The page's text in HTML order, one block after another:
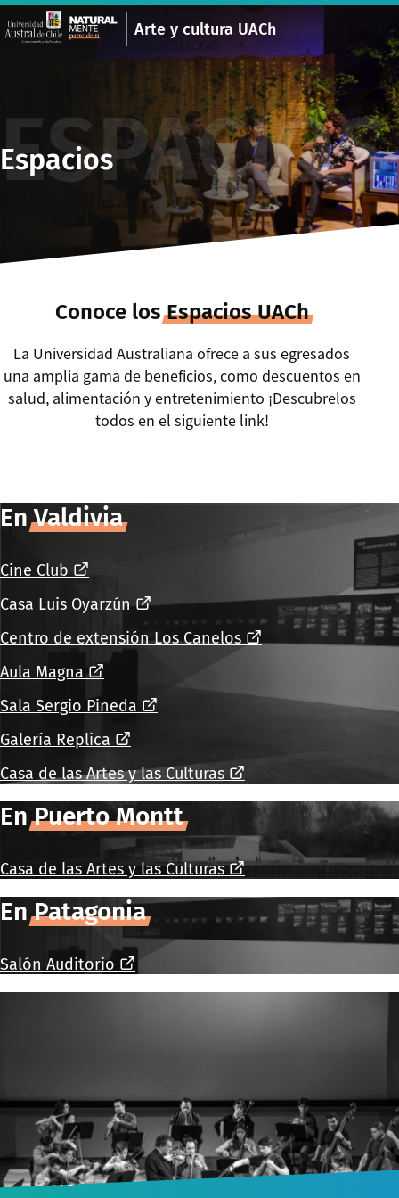
Arte y cultura UACh
Espacios
ESPACIOS
Conoce losEspacios UACh
La Universidad Australiana ofrece a sus egresados
una amplia gama de beneficios, como descuentos en
salud, alimentación y entretenimiento ¡Descubrelos
todos en el siguiente link!
EnValdivia
Cine Club
Casa Luis Oyarzún
Centro de extensión Los Canelos
Aula Magna
Sala Sergio Pineda
Galería Replica
Casa de las Artes y las Culturas
EnPuerto Montt
Casa de las Artes y las Culturas
EnPatagonia
Salón Auditorio
CONTACTO